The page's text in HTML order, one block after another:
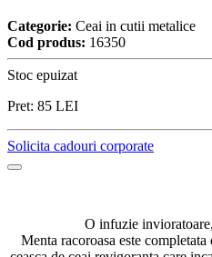
Categorie: Ceai in cutii metalice
Cod produs: 16350
Stoc epuizat
Pret: 85 LEI
Solicita cadouri corporate
O infuzie
Menta racoroasa este